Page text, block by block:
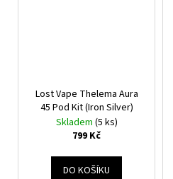
Lost Vape Thelema Aura
45 Pod Kit (Iron Silver)
Skladem (5 ks)
799 Kč
DO KOŠÍKU